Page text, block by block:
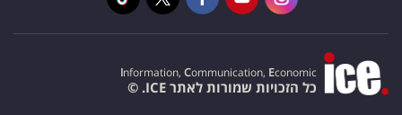
Information, Communication, Economic
כל הזכויות שמורות לאתר ICE. ©